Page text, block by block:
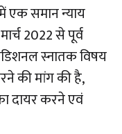
एक समान न्याय
2022 से पूर्व
स्नातक विषय
की मांग की है,
दायर करने एवं